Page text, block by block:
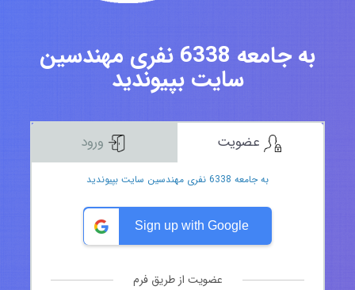
به جامعه 6338 نفری مهندسین
سایت بپیوندید
به جامعه 6338 نفری مهندسین سایت بپیوندید
Sign up with Google
عضویت از طریق فرم